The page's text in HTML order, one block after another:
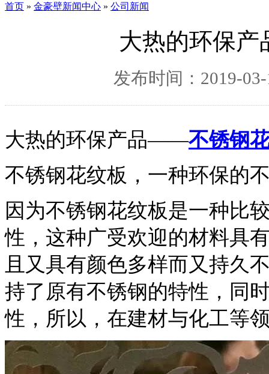
首页 » 金豪壁新闻中心 » 公司新闻
大热的环保
发布时间：2019-
大热的环保产品——不锈钢
不锈钢花纹板，一种环保的
因为不锈钢花纹板是一种比
性，这种广受欢迎的材料具
且又具有颜色多样而又持久
持了原有不锈钢的特性，同
性，所以，在建材与化工等